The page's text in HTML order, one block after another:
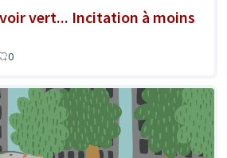
vert... Incitation à moins
0